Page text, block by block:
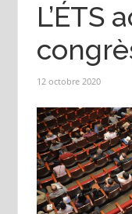
L’ÉTS
12 octobre 2020